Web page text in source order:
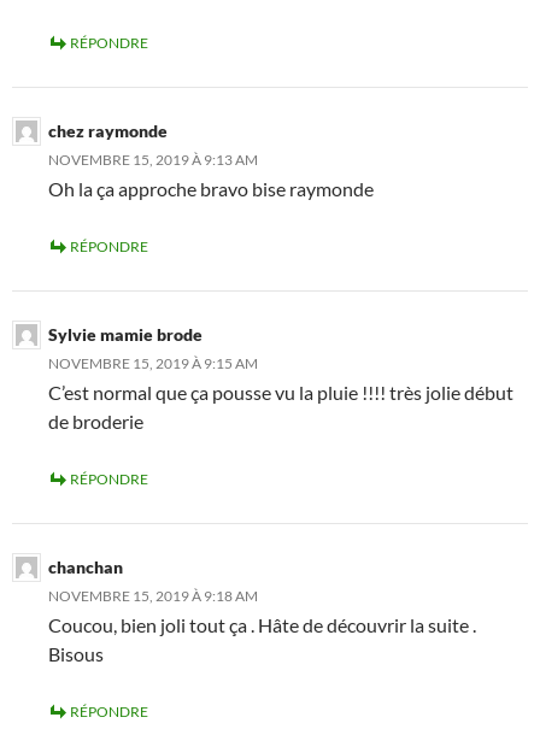
RÉPONDRE
chez raymonde
NOVEMBRE 15, 2019 À 9:13 AM
Oh la ça approche bravo bise raymonde
RÉPONDRE
Sylvie mamie brode
NOVEMBRE 15, 2019 À 9:15 AM
C’est normal que ça pousse vu la pluie !!!! très jolie début
de broderie
RÉPONDRE
chanchan
NOVEMBRE 15, 2019 À 9:18 AM
Coucou, bien joli tout ça . Hâte de découvrir la suite .
Bisous
RÉPONDRE